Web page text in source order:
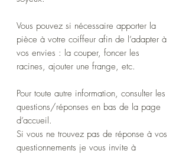
Vous pouvez si nécessaire apporter la
pièce à votre coiffeur afin de l’adapter à
vos envies : la couper, foncer les
racines, ajouter une frange, etc.
Pour toute autre information, consulter les
questions/réponses en bas de la page
d’accueil.
Si vous ne trouvez pas de réponse à vos
questionnements je vous invite à